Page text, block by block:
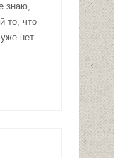
знаю,
то, что
нет